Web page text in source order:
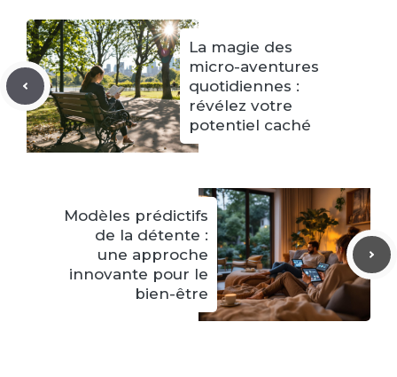
La magie des
micro-aventures
quotidiennes :
révélez votre
potentiel caché
Modèles prédictifs
de la détente :
une approche
innovante pour le
bien-être